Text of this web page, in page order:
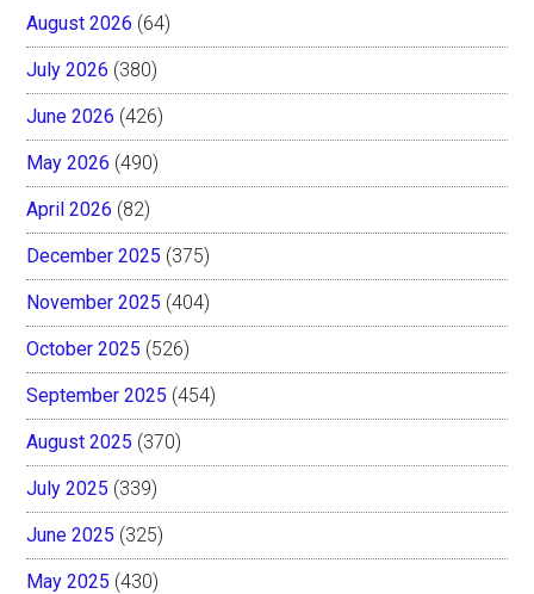
August 2026 (64)
July 2026 (380)
June 2026 (426)
May 2026 (490)
April 2026 (82)
December 2025 (375)
November 2025 (404)
October 2025 (526)
September 2025 (454)
August 2025 (370)
July 2025 (339)
June 2025 (325)
May 2025 (430)